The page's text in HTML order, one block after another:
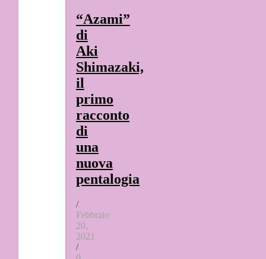
“Azami”
di
Aki
Shimazaki,
il
primo
racconto
di
una
nuova
pentalogia
/
Febbraio
20,
2021
/